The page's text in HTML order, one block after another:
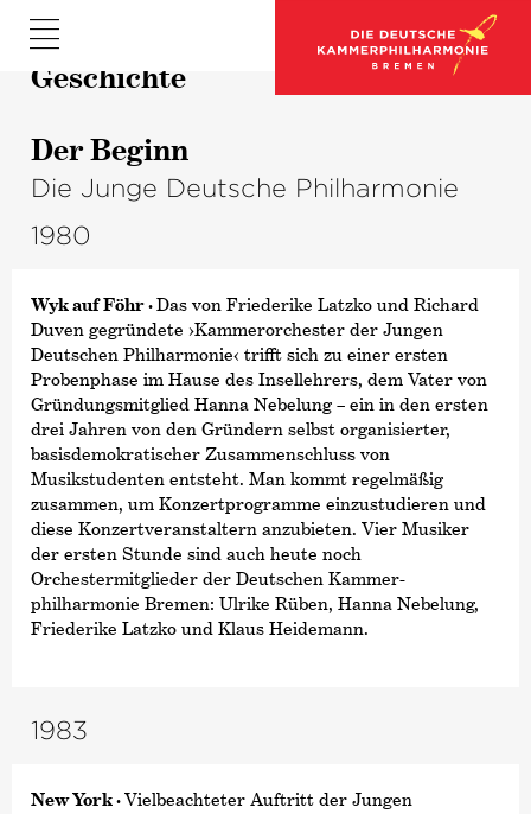
Geschichte
Der Beginn
Die Junge Deutsche Philharmonie
1980
Wyk auf Föhr ·Das von Friederike Latzko und Richard
Duven gegründete ›Kammerorchester der Jungen
Deutschen Philharmonie‹ trifft sich zu einer ersten
Probenphase im Hause des Insellehrers, dem Vater von
Gründungsmitglied Hanna Nebelung – ein in den ersten
drei Jahren von den Gründern selbst organisierter,
basisdemokratischer Zusammenschluss von
Musikstudenten entsteht. Man kommt regelmäßig
zusammen, um Konzertprogramme einzustudieren und
diese Konzertveranstaltern anzubieten. Vier Musiker
der ersten Stunde sind auch heute noch
Orchestermitglieder der Deutschen Kammer­
philharmonie Bremen: Ulrike Rüben, Hanna Nebelung,
Friederike Latzko und Klaus Heidemann.
1983
New York ·Vielbeachteter Auftritt der Jungen